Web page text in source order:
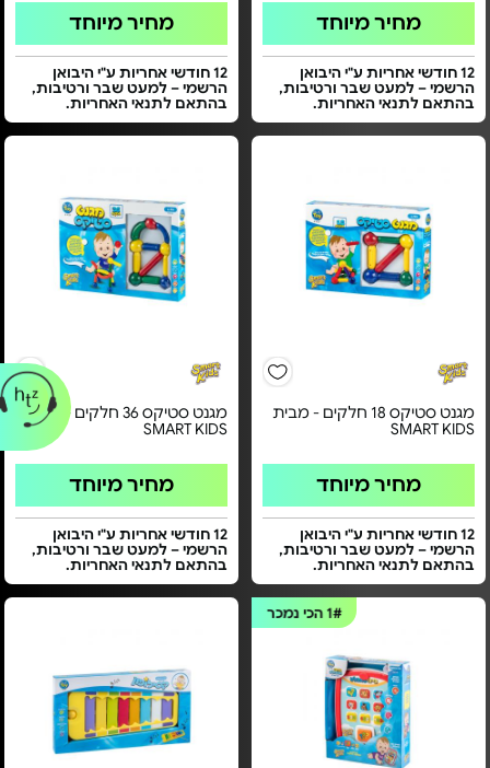
מחיר מיוחד
12 חודשי אחריות ע"י היבואן
הרשמי – למעט שבר ורטיבות,
בהתאם לתנאי האחריות.
מחיר מיוחד
12 חודשי אחריות ע"י היבואן
הרשמי – למעט שבר ורטיבות,
בהתאם לתנאי האחריות.
מגנט סטיקס 18 חלקים - מבית
SMART KIDS
מחיר מיוחד
12 חודשי אחריות ע"י היבואן
הרשמי – למעט שבר ורטיבות,
בהתאם לתנאי האחריות.
מגנט סטיקס 36 חלקים - מבית
SMART KIDS
מחיר מיוחד
12 חודשי אחריות ע"י היבואן
הרשמי – למעט שבר ורטיבות,
בהתאם לתנאי האחריות.
1#הכי נמכר